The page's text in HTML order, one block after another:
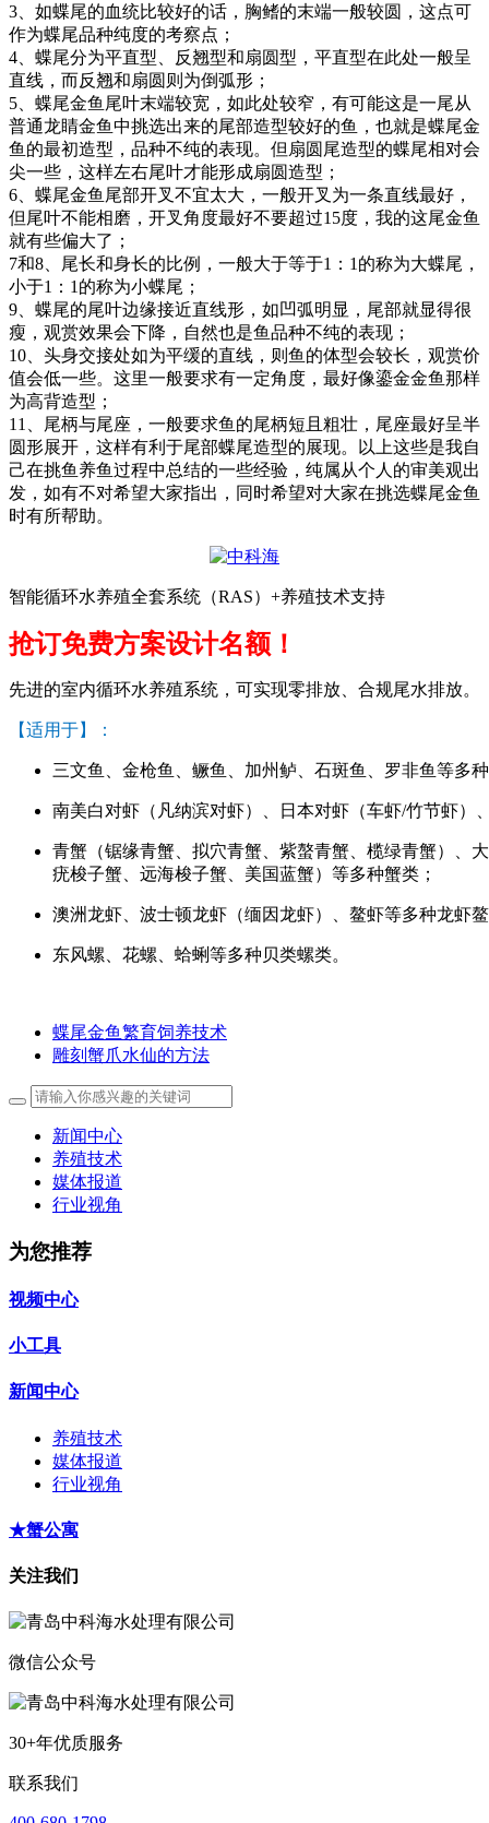
3 、如蝶尾的血统比较好的话，胸鳍的末端一般较圆，这点可
作为蝶尾品种纯度的考察点；
4 、蝶尾分为平直型、反翘型和扇圆型，平直型在此处一般呈
直线，而反翘和扇圆则为倒弧形；
5 、蝶尾金鱼尾叶末端较宽，如此处较窄，有可能这是一尾从
普通龙睛金鱼中挑选出来的尾部造型较好的鱼，也就是蝶尾金
鱼的最初造型，品种不纯的表现。但扇圆尾造型的蝶尾相对会
尖一些，这样左右尾叶才能形成扇圆造型；
6 、蝶尾金鱼尾部开叉不宜太大，一般开叉为一条直线最好，
但尾叶不能相磨，开叉角度最好不要超过15度，我的这尾金鱼
就有些偏大了；
7和8 、尾长和身长的比例，一般大于等于1 ： 1 的称为大蝶尾，
小于1 ： 1 的称为小蝶尾；
9 、蝶尾的尾叶边缘接近直线形，如凹弧明显，尾部就显得很
瘦，观赏效果会下降，自然也是鱼品种不纯的表现；
10 、头身交接处如为平缓的直线，则鱼的体型会较长，观赏价
值会低一些。这里一般要求有一定角度，最好像鎏金金鱼那样
为高背造型；
11
、尾柄与尾座，一般要求鱼的尾柄短且粗壮，尾座最好呈半
圆形展开，这样有利于尾部蝶尾造型的展现。以上这些是我自
己在挑鱼养鱼过程中总结的一些经验，纯属从个人的审美观出
发，如有不对希望大家指出，同时希望对大家在挑选蝶尾金鱼
时有所帮助。
智能循环水养殖全套系统（RAS）+养殖技术支持
抢订免费方案设计名额！
先进的室内循环水养殖系统，可实现零排放、合规尾水排放。
【适用于】：
三文鱼、金枪鱼、鳜鱼、加州鲈、石斑鱼、罗非鱼等多
南美白对虾（凡纳滨对虾）、日本对虾（车虾/竹节虾）
青蟹（锯缘青蟹、拟穴青蟹、紫螯青蟹、榄绿青蟹）、
疣梭子蟹、远海梭子蟹、美国蓝蟹）等多种蟹类；
澳洲龙虾、波士顿龙虾（缅因龙虾）、鳌虾等多种龙虾
东风螺、花螺、蛤蜊等多种贝类螺类。
蝶尾金鱼繁育饲养技术
雕刻蟹爪水仙的方法
新闻中心
养殖技术
媒体报道
行业视角
为您推荐
视频中心
小工具
新闻中心
养殖技术
媒体报道
行业视角
★蟹公寓
关注我们
微信公众号
30+年优质服务
联系我们